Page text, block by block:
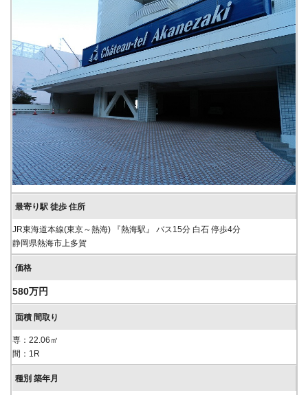
JR東海道本線(東京～熱海) 『熱海駅』 バス15分 白石 停歩4分
静岡県熱海市上多賀
580万円
専：22.06㎡
間：1R